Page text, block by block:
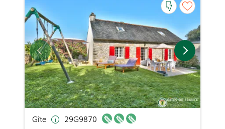
Gîte
29G9870